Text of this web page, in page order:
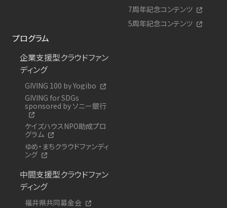
7周年記念コンテンツ
5周年記念コンテンツ
プログラム
企業支援型クラウドファン
ディング
GIVING 100 by Yogibo
GIVING for SDGs
sponsored by ソニー銀行
ケイズハウスNPO助成プロ
グラム
ゆめ・まちクラウドファンディ
ング
中間支援型クラウドファン
ディング
福井県共同募金会